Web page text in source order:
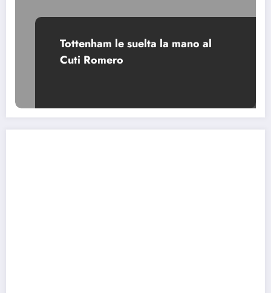
Tottenham le suelta la mano al
Cuti Romero